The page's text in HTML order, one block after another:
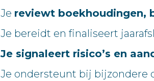
Je reviewt boekhoudingen,
Je bereidt en finaliseert
Je signaleert risico’s en
Je ondersteunt bij bijzondere